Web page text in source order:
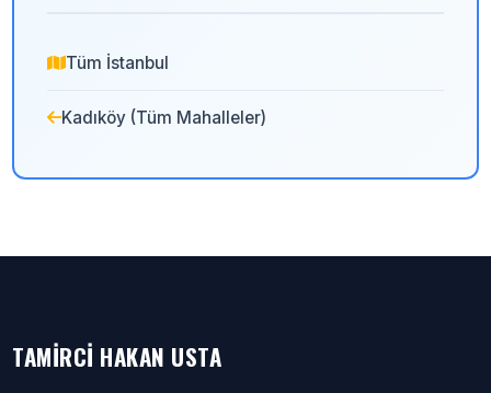
Tüm İstanbul
Kadıköy (Tüm Mahalleler)
TAMIRCI HAKAN USTA